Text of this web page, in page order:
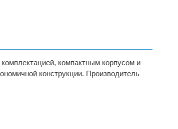
компактным корпусом и
конструкции. Производитель